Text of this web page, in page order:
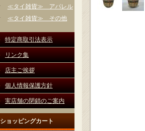
≪タイ雑貨≫ アパレル
≪タイ雑貨≫ その他
特定商取引法表示
リンク集
店主ご挨拶
個人情報保護方針
実店舗の閉鎖のご案内
ショッピングカート